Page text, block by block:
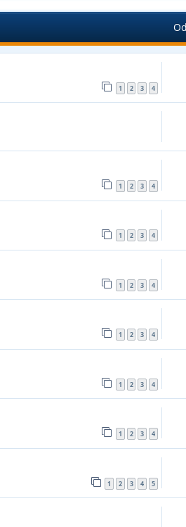
1 2 3 4
1 2 3 4
1 2 3 4
1 2 3 4
1 2 3 4
1 2 3 4
1 2 3 4
1 2 3 4 5